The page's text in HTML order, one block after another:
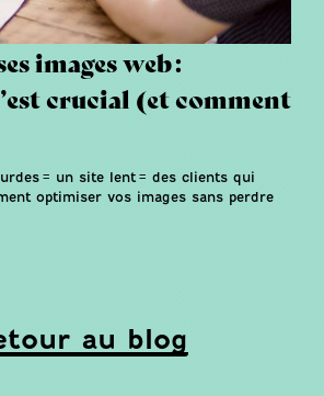
images web :
crucial (et comment
= un site lent = des clients qui
optimiser vos images sans perdre
au blog